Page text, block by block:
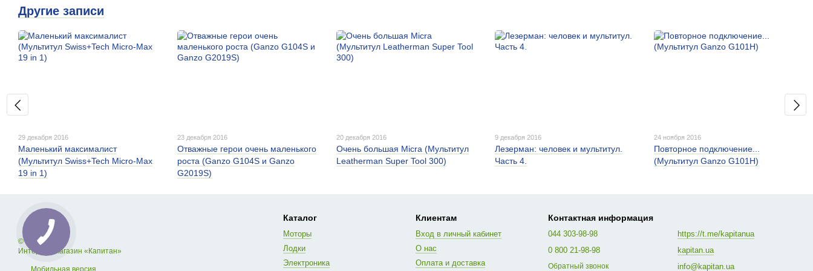
Другие записи
29 декабря 2016
Маленький максималист
(Мультитул Swiss+Tech Micro-Max
19 in 1)
23 декабря 2016
Отважные герои очень маленького
роста (Ganzo G104S и Ganzo
G2019S)
20 декабря 2016
Очень большая Micra (Мультитул
Leatherman Super Tool 300)
9 декабря 2016
Лезерман: человек и мультитул.
Часть 4.
24 ноября 2016
Повторное подключение...
(Мультитул Ganzo G101H)
© 2012—2026
Интернет-магазин «Капитан»
Мобильная версия
Каталог
Моторы
Лодки
Электроника
Клиентам
Вход в личный кабинет
О нас
Оплата и доставка
Контактная информация
044 303-98-98
0 800 21-98-98
Обратный звонок
https://t.me/kapitanua
kapitan.ua
info@kapitan.ua